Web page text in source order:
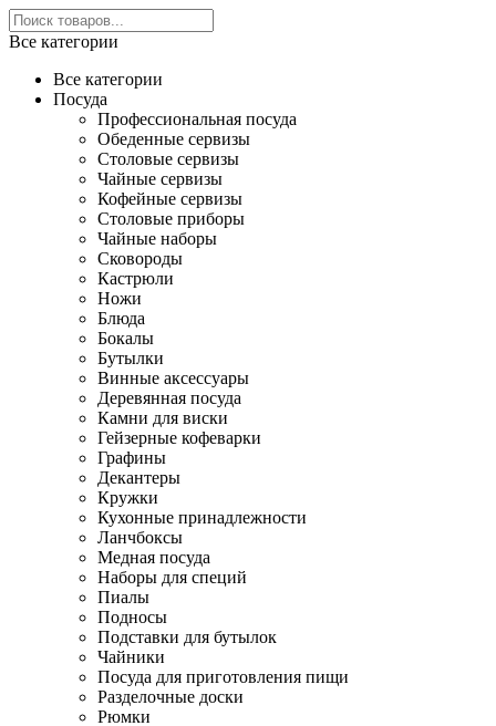
Все категории
Все категории
Посуда
Профессиональная посуда
Обеденные сервизы
Столовые сервизы
Чайные сервизы
Кофейные сервизы
Столовые приборы
Чайные наборы
Сковороды
Кастрюли
Ножи
Блюда
Бокалы
Бутылки
Винные аксессуары
Деревянная посуда
Камни для виски
Гейзерные кофеварки
Графины
Декантеры
Кружки
Кухонные принадлежности
Ланчбоксы
Медная посуда
Наборы для специй
Пиалы
Подносы
Подставки для бутылок
Чайники
Посуда для приготовления пищи
Разделочные доски
Рюмки